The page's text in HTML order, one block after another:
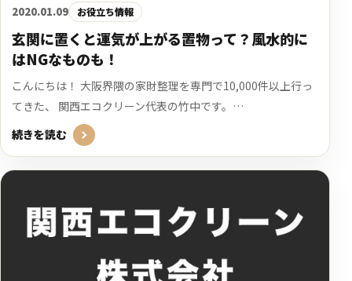
2020.01.09 お役立ち情報
玄関に置くと運気が上がる置物って？風水的に
はNGなものも！
こんにちは！ 大阪界隈の家財整理を専門で10,000件以上行っ
てきた、 関西エコクリーン代表の竹中です。…
続きを読む